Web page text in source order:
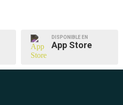
DISPONIBLE EN
App Store